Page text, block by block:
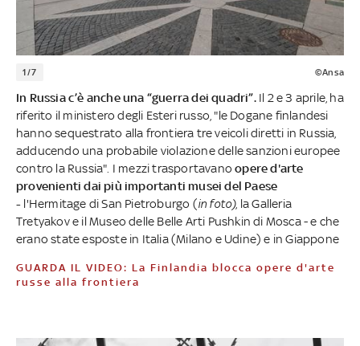
1/7 ©Ansa
In Russia c’è anche una “guerra dei quadri”.Il 2 e 3 aprile, ha
riferito il ministero degli Esteri russo, "le Dogane finlandesi
hanno sequestrato alla frontiera tre veicoli diretti in Russia,
adducendo una probabile violazione delle sanzioni europee
contro la Russia". I mezzi trasportavanoopere d'arte
provenienti dai più importanti musei del Paese
- l'Hermitage di San Pietroburgo (in foto), la Galleria
Tretyakov e il Museo delle Belle Arti Pushkin di Mosca - e che
erano state esposte in Italia (Milano e Udine) e in Giappone
GUARDA IL VIDEO: La Finlandia blocca opere d'arte
russe alla frontiera